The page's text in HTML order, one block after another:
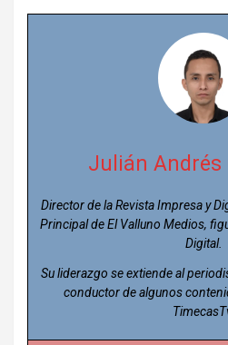
Julián Andrés
Director de la Revista Impresa y
Principal de El Valluno Medios,
Digital.
Su liderazgo se extiende al
conductor de algunos